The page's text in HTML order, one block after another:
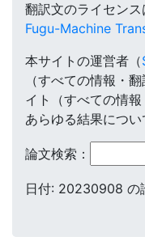
翻訳文のライセンス
Fugu-Machine
本サイトの運営者（
（すべての情報・
イト（すべての情
あらゆる結果につい
論文検索：
日付: 20230908 の